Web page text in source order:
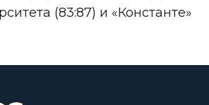
(83:87) и «Константе»